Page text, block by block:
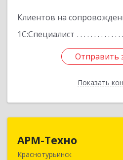
Клиентов на
1С:Специалист
Отправить
Показать
Отправить
Назад
АРМ-Техно
Краснотурьинск
624447, Свердловская